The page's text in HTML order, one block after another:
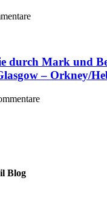
durch Mark und
– Orkney/
Blog​